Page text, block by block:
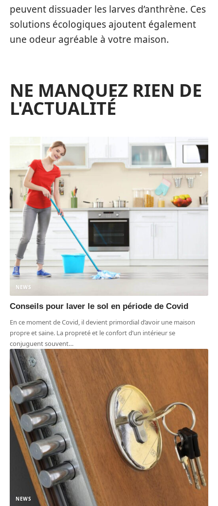
peuvent dissuader les larves d’anthrène. Ces
solutions écologiques ajoutent également
une odeur agréable à votre maison.
NE MANQUEZ RIEN DE
L'ACTUALITÉ
NEWS
Conseils pour laver le sol en période de Covid
En ce moment de Covid, il devient primordial d’avoir une maison
propre et saine. La propreté et le confort d’un intérieur se
conjuguent souvent…
NEWS